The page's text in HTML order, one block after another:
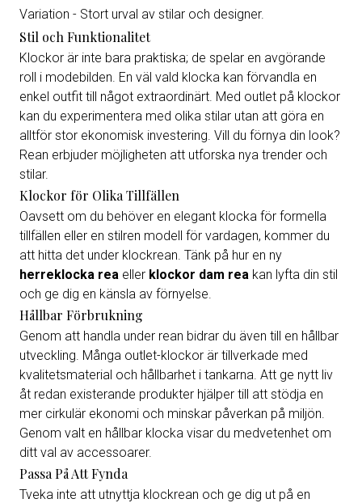
Variation - Stort urval av stilar och designer.
Stil och Funktionalitet
Klockor är inte bara praktiska; de spelar en avgörande
roll i modebilden. En väl vald klocka kan förvandla en
enkel outfit till något extraordinärt. Med outlet på klockor
kan du experimentera med olika stilar utan att göra en
alltför stor ekonomisk investering. Vill du förnya din look?
Rean erbjuder möjligheten att utforska nya trender och
stilar.
Klockor för Olika Tillfällen
Oavsett om du behöver en elegant klocka för formella
tillfällen eller en stilren modell för vardagen, kommer du
att hitta det under klockrean. Tänk på hur en ny
herreklocka rea eller klockor dam rea kan lyfta din stil
och ge dig en känsla av förnyelse.
Hållbar Förbrukning
Genom att handla under rean bidrar du även till en hållbar
utveckling. Många outlet-klockor är tillverkade med
kvalitetsmaterial och hållbarhet i tankarna. Att ge nytt liv
åt redan existerande produkter hjälper till att stödja en
mer cirkulär ekonomi och minskar påverkan på miljön.
Genom valt en hållbar klocka visar du medvetenhet om
ditt val av accessoarer.
Passa På Att Fynda
Tveka inte att utnyttja klockrean och ge dig ut på en